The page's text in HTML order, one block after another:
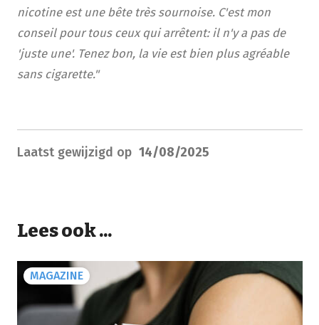
nicotine est une bête très sournoise. C'est mon
conseil pour tous ceux qui arrêtent: il n'y a pas de
'juste une'. Tenez bon, la vie est bien plus agréable
sans cigarette."
Laatst gewijzigd op 14/08/2025
Lees ook ...
MAGAZINE